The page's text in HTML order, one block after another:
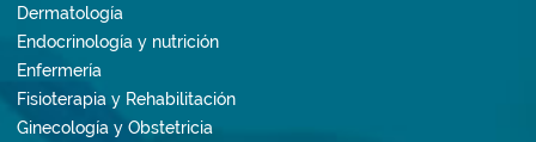
Dermatología
Endocrinología y nutrición
Enfermería
Fisioterapia y Rehabilitación
Ginecología y Obstetricia